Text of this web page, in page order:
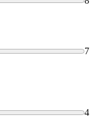
7
4